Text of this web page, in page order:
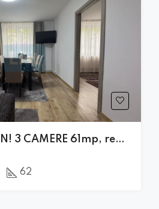
FARA COMISION! 3 CAMERE 61mp, renovat, zona Facultatea de Litere
62